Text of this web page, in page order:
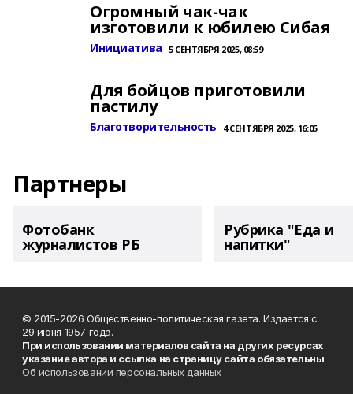
Огромный чак-чак
изготовили к юбилею Сибая
Инициатива 5 СЕНТЯБРЯ 2025, 08:59
Для бойцов приготовили
пастилу
Благотворительность 4 СЕНТЯБРЯ 2025, 16:05
Партнеры
Фотобанк
журналистов РБ
Рубрика "Еда и
напитки"
© 2015-2026 Общественно-политическая газета. Издается с
29 июня 1957 года.
При использовании материалов сайта на других ресурсах
указание автора и ссылка на страницу сайта обязательны.
Об использовании персональных данных